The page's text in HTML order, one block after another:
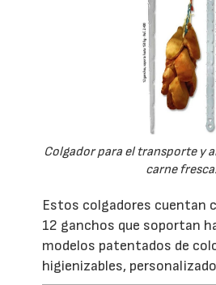
Colgador para el transporte y
carne fresca.
Estos colgadores cuentan
12 ganchos que soportan
modelos patentados de
higienizables,